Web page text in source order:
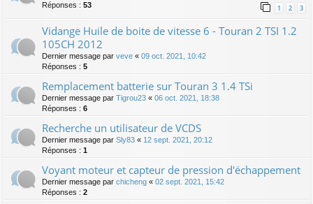
Réponses : 53 1 2 3
Vidange Huile de boite de vitesse 6 - Touran 2 TSI 1.2
105CH 2012
Dernier message par veve « 09 oct. 2021, 10:42
Réponses : 5
Remplacement batterie sur Touran 3 1.4 TSi
Dernier message par Tigrou23 « 06 oct. 2021, 18:38
Réponses : 6
Recherche un utilisateur de VCDS
Dernier message par Sly83 « 12 sept. 2021, 20:12
Réponses : 1
Voyant moteur et capteur de pression d'échappement
Dernier message par chicheng « 02 sept. 2021, 15:42
Réponses : 2